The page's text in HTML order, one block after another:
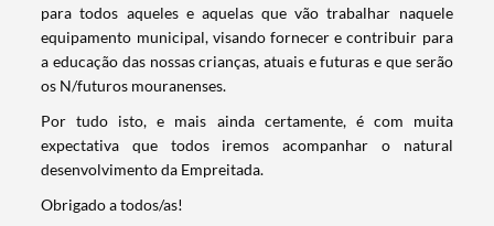
para todos aqueles e aquelas que vão trabalhar naquele
equipamento municipal, visando fornecer e contribuir para
a educação das nossas crianças, atuais e futuras e que serão
os N/futuros mouranenses.
Por tudo isto, e mais ainda certamente, é com muita
expectativa que todos iremos acompanhar o natural
desenvolvimento da Empreitada.
Obrigado a todos/as!